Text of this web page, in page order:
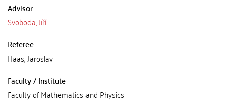
Advisor
Svoboda, Jiří
Referee
Haas, Jaroslav
Faculty / Institute
Faculty of Mathematics and Physics